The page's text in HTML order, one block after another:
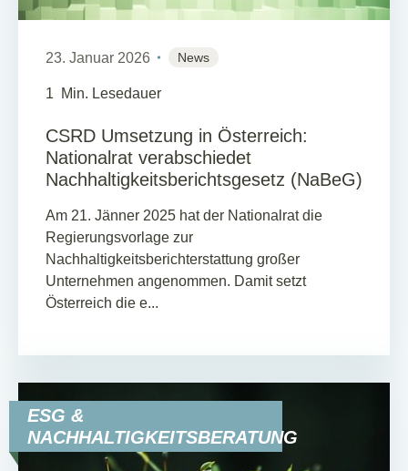
23. Januar 2026 News
1 Min. Lesedauer
CSRD Umsetzung in Österreich:
Nationalrat verabschiedet
Nachhaltigkeitsberichtsgesetz (NaBeG)
Am 21. Jänner 2025 hat der Nationalrat die
Regierungsvorlage zur
Nachhaltigkeitsberichterstattung großer
Unternehmen angenommen. Damit setzt
Österreich die e...
ESG &
NACHHALTIGKEITSBERATUNG